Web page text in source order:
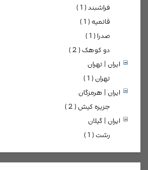
فراشبند ( 1 )
قائمیه ( 1 )
صدرا ( 1 )
دو کوهک ( 2 )
ایران | تهران
تهران ( 1 )
ایران | هرمزگان
جزیره کیش ( 2 )
ایران | گیلان
رشت ( 1 )